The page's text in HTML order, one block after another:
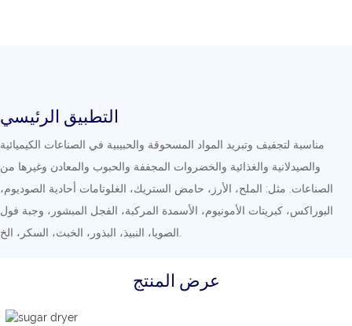
التطبيق الرئيسي
مناسبة لتجفيف وتبريد المواد المسحوقة والحبيبية في الصناعات الكيميائية
والصيدلانية والغذائية والخضروات المجففة والحبوب والمعادن وغيرها من
الصناعات. مثل: الملح، الأرز، حامض الستريك، الغلوتامات أحادية الصوديوم،
البوراكس، كبريتات الأمونيوم، الأسمدة المركبة، الفجل المبشور، وجبة فول
عرض المنتج